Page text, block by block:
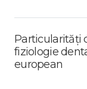
Particularități
fiziologie
european